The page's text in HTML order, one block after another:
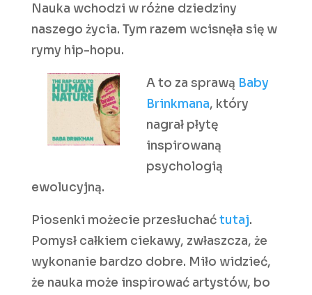
Nauka wchodzi w różne dziedziny
naszego życia. Tym razem wcisnęła się w
rymy hip-hopu.
A to za sprawą Baby
Brinkmana, który
nagrał płytę
inspirowaną
psychologią
ewolucyjną.
Piosenki możecie przesłuchaćtutaj.
Pomysł całkiem ciekawy, zwłaszcza, że
wykonanie bardzo dobre. Miło widzieć,
że nauka może inspirować artystów, bo